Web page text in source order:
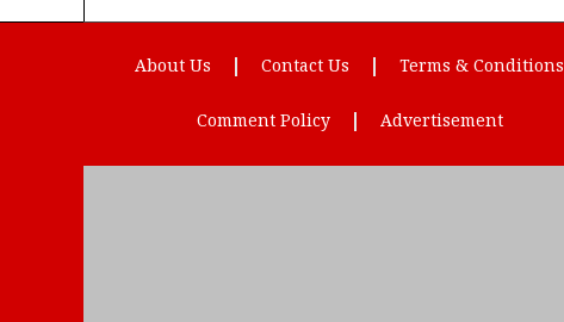
(Twitter)
About Us Contact Us Terms & Conditions
Comment Policy Advertisement